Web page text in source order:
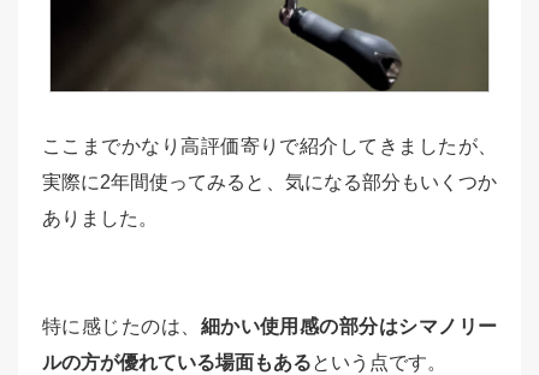
ここまでかなり高評価寄りで紹介してきましたが、
実際に2年間使ってみると、気になる部分もいくつか
ありました。
特に感じたのは、 細かい使用感の部分はシマノリー
ルの方が優れている場面もあるという点です。